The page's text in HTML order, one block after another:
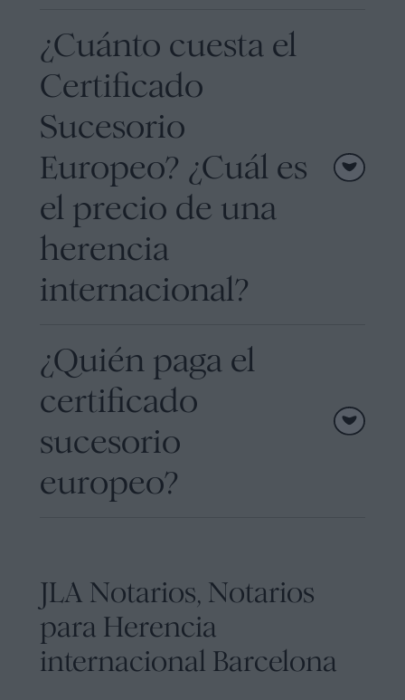
¿Cuánto cuesta el
Certificado
Sucesorio
Europeo? ¿Cuál es
el precio de una
herencia
internacional?
¿Quién paga el
certificado
sucesorio
europeo?
JLA Notarios, Notarios
para Herencia
internacional Barcelona